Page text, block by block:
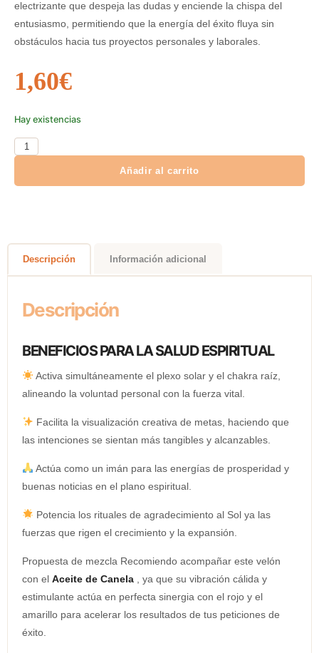
electrizante que despeja las dudas y enciende la chispa del
entusiasmo, permitiendo que la energía del éxito fluya sin
obstáculos hacia tus proyectos personales y laborales.
1,60€
Hay existencias
Añadir al carrito
Descripción Información adicional
Descripción
BENEFICIOS PARA LA SALUD ESPIRITUAL
Activa simultáneamente el plexo solar y el chakra raíz,
alineando la voluntad personal con la fuerza vital.
Facilita la visualización creativa de metas, haciendo que
las intenciones se sientan más tangibles y alcanzables.
Actúa como un imán para las energías de prosperidad y
buenas noticias en el plano espiritual.
Potencia los rituales de agradecimiento al Sol ya las
fuerzas que rigen el crecimiento y la expansión.
Propuesta de mezcla Recomiendo acompañar este velón
con el Aceite de Canela , ya que su vibración cálida y
estimulante actúa en perfecta sinergia con el rojo y el
amarillo para acelerar los resultados de tus peticiones de
éxito.